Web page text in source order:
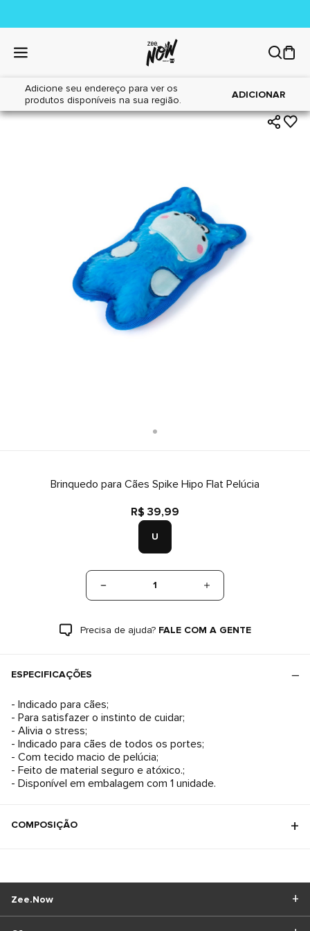
Adicione seu endereço para ver os
produtos disponíveis na sua região.
ADICIONAR
Home|Cães|Brinquedos
Brinquedo para Cães Spike Hipo Flat Pelúcia
R$ 39,99
U
1
Precisa de ajuda? FALE COM A GENTE
ESPECIFICAÇÕES
- Indicado para cães;
- Para satisfazer o instinto de cuidar;
- Alivia o stress;
- Indicado para cães de todos os portes;
- Com tecido macio de pelúcia;
- Feito de material seguro e atóxico.;
- Disponível em embalagem com 1 unidade.
COMPOSIÇÃO
Zee.Now